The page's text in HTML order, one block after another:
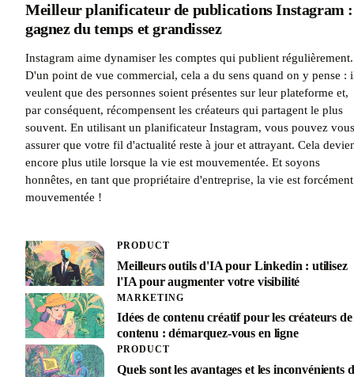
Meilleur planificateur de publications Instagram :
gagnez du temps et grandissez
Instagram aime dynamiser les comptes qui publient régulièrement.
D'un point de vue commercial, cela a du sens quand on y pense :
veulent que des personnes soient présentes sur leur plateforme et,
par conséquent, récompensent les créateurs qui partagent le plus
souvent. En utilisant un planificateur Instagram, vous pouvez vous
assurer que votre fil d'actualité reste à jour et attrayant. Cela
encore plus utile lorsque la vie est mouvementée. Et soyons
honnêtes, en tant que propriétaire d'entreprise, la vie est forcément
mouvementée !
PRODUCT
Meilleurs outils d'IA pour Linkedin : utilisez
l'IA pour augmenter votre visibilité
MARKETING
Idées de contenu créatif pour les créateurs de
contenu : démarquez-vous en ligne
PRODUCT
Quels sont les avantages et les inconvénients